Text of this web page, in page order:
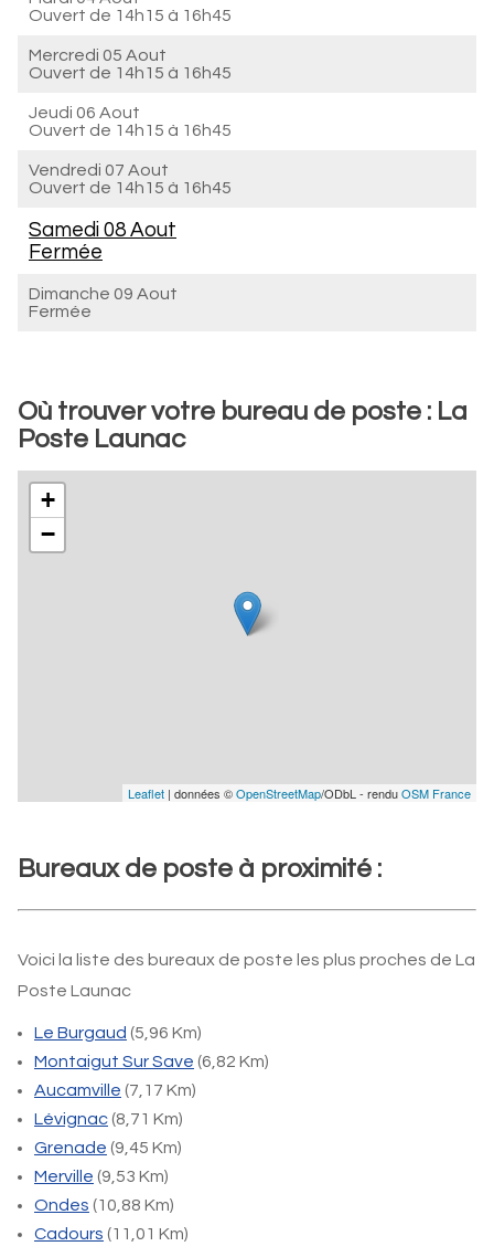
Ouvert de 14h15 à 16h45
Mercredi 05 Aout
Ouvert de 14h15 à 16h45
Jeudi 06 Aout
Ouvert de 14h15 à 16h45
Vendredi 07 Aout
Ouvert de 14h15 à 16h45
Samedi 08 Aout
Fermée
Dimanche 09 Aout
Fermée
Où trouver votre bureau de poste : La
Poste Launac
+
−
Leaflet | données ©OpenStreetMap/ODbL - renduOSM France
Bureaux de poste à proximité :
Voici la liste des bureaux de poste les plus proches de La
Poste Launac
Le Burgaud (5,96 Km)
Montaigut Sur Save (6,82 Km)
Aucamville (7,17 Km)
Lévignac(8,71 Km)
Grenade (9,45 Km)
Merville (9,53 Km)
Ondes (10,88 Km)
Cadours (11,01 Km)